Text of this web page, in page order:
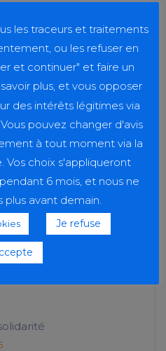
2026
Interfilières
les traceurs et traitements
ou les refuser en
et continuer" et faire un
plus, et vous opposer
des intérêts légitimes via
pouvez changer d'avis
à tout moment via la
Vos choix s'appliqueront
6 mois, et nous ne
plus avant demain.
Je refuse